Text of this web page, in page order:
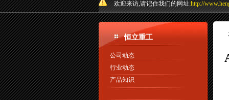
欢迎来访,请记住我们的网址:http://
恒立重工
公司动态
行业动态
产品知识